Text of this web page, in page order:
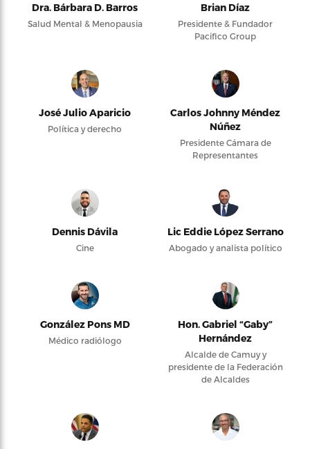
Dra. Bárbara D. Barros
Salud Mental & Menopausia
Brian Díaz
Presidente & Fundador
Pacifico Group
José Julio Aparicio
Política y derecho
Carlos Johnny Méndez
Núñez
Presidente Cámara de
Representantes
Dennis Dávila
Cine
Lic Eddie López Serrano
Abogado y analista político
González Pons MD
Médico radiólogo
Hon. Gabriel “Gaby”
Hernández
Alcalde de Camuy y
presidente de la Federación
de Alcaldes